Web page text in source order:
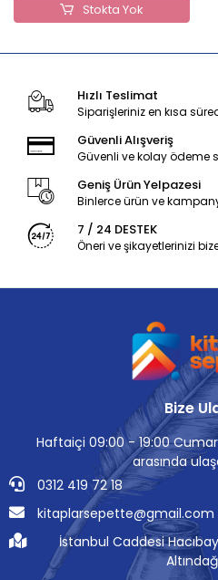
Stokta Yok
Hızlı Teslimat
Siparişleriniz en kısa
Güvenli Alışveriş
Güvenli ve kolay ödeme
Geniş Ürün Yelpazesi
Binlerce ürün ve
7 / 24 DESTEK
Öneri ve şikayetlerinizi
Bize
Haftaiçi 09:00 - 19:00
arasında
0312 419 72 18
kitaplarsepette@gmail.com
İstanbul Caddesi